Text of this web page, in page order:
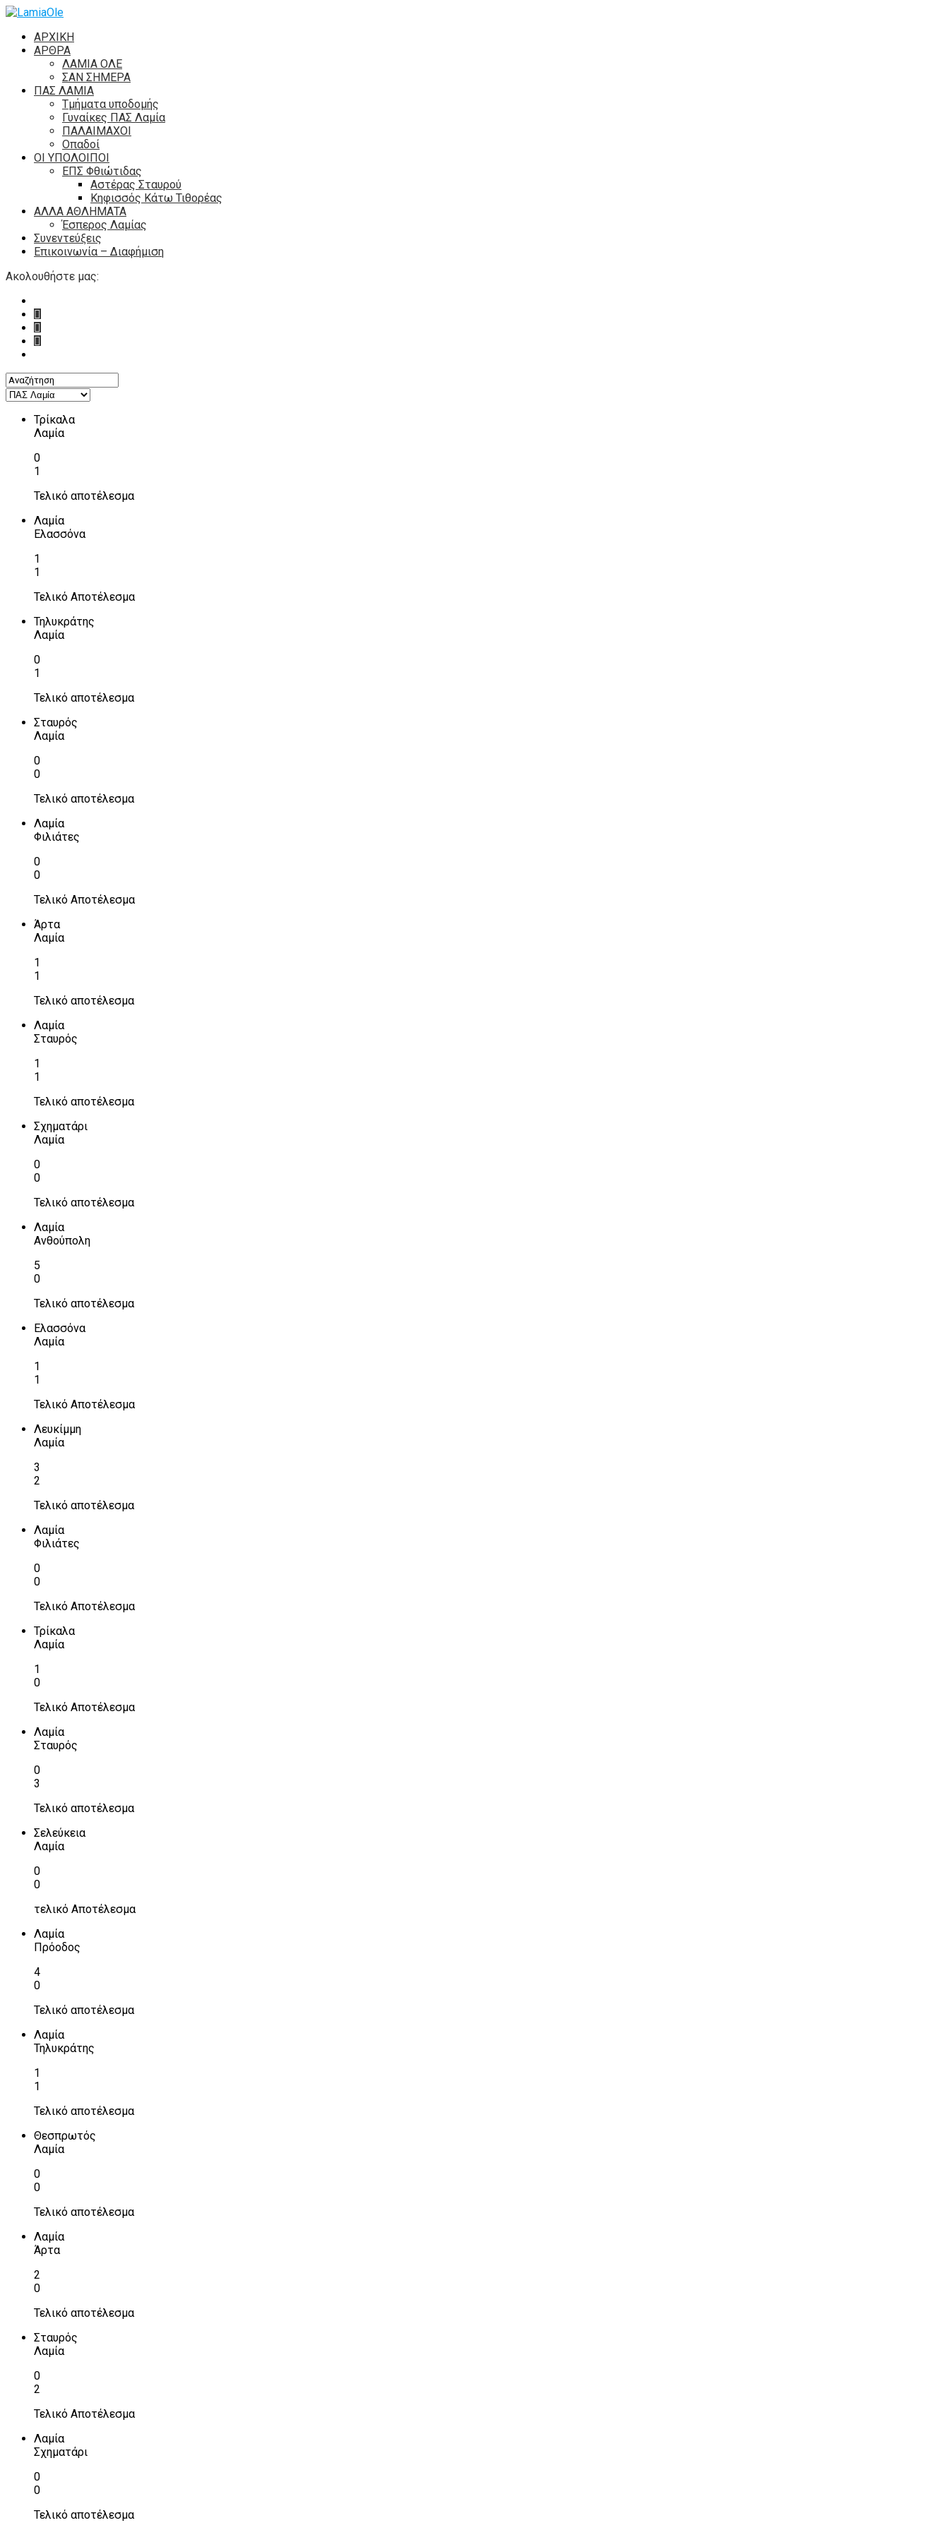
ΑΡΧΙΚΗ
ΑΡΘΡΑ
ΛΑΜΙΑ ΟΛΕ
ΣΑΝ ΣΗΜΕΡΑ
ΠΑΣ ΛΑΜΙΑ
Τμήματα υποδομής
Γυναίκες ΠΑΣ Λαμία
ΠΑΛΑΙΜΑΧΟΙ
Οπαδοί
ΟΙ ΥΠΟΛΟΙΠΟΙ
ΕΠΣ Φθιώτιδας
Αστέρας Σταυρού
Κηφισσός Κάτω Τιθορέας
ΑΛΛΑ ΑΘΛΗΜΑΤΑ
Έσπερος Λαμίας
Συνεντεύξεις
Επικοινωνία – Διαφήμιση
Ακολουθήστε μας:
Τρίκαλα
Λαμία
0
1
Τελικό αποτέλεσμα
Λαμία
Ελασσόνα
1
1
Τελικό Αποτέλεσμα
Τηλυκράτης
Λαμία
0
1
Τελικό αποτέλεσμα
Σταυρός
Λαμία
0
0
Τελικό αποτέλεσμα
Λαμία
Φιλιάτες
0
0
Τελικό Αποτέλεσμα
Άρτα
Λαμία
1
1
Τελικό αποτέλεσμα
Λαμία
Σταυρός
1
1
Τελικό αποτέλεσμα
Σχηματάρι
Λαμία
0
0
Τελικό αποτέλεσμα
Λαμία
Ανθούπολη
5
0
Τελικό αποτέλεσμα
Ελασσόνα
Λαμία
1
1
Τελικό Αποτέλεσμα
Λευκίμμη
Λαμία
3
2
Τελικό αποτέλεσμα
Λαμία
Φιλιάτες
0
0
Τελικό Αποτέλεσμα
Τρίκαλα
Λαμία
1
0
Τελικό Αποτέλεσμα
Λαμία
Σταυρός
0
3
Τελικό αποτέλεσμα
Σελεύκεια
Λαμία
0
0
τελικό Αποτέλεσμα
Λαμία
Πρόοδος
4
0
Τελικό αποτέλεσμα
Λαμία
Τηλυκράτης
1
1
Τελικό αποτέλεσμα
Θεσπρωτός
Λαμία
0
0
Τελικό αποτέλεσμα
Λαμία
Άρτα
2
0
Τελικό αποτέλεσμα
Σταυρός
Λαμία
0
2
Τελικό Αποτέλεσμα
Λαμία
Σχηματάρι
0
0
Τελικό αποτέλεσμα